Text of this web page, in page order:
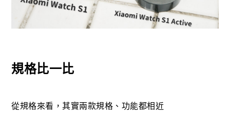
規格比一比
從規格來看，其實兩款規格、功能都相近